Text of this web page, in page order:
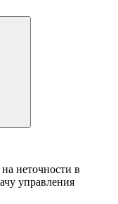
неточности в
управления